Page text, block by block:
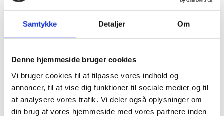
Samtykke Detaljer Om
Denne hjemmeside bruger cookies
Vi bruger cookies til at tilpasse vores indhold og
annoncer, til at vise dig funktioner til sociale medier og til
at analysere vores trafik. Vi deler også oplysninger om
din brug af vores hjemmeside med vores partnere inden
annonce
Like us
RAINBOW BUSINESS DENMARK